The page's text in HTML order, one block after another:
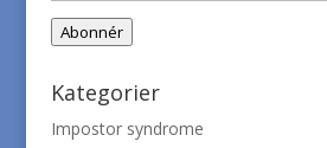
adresse
Abonnér
Kategorier
Impostor syndrome